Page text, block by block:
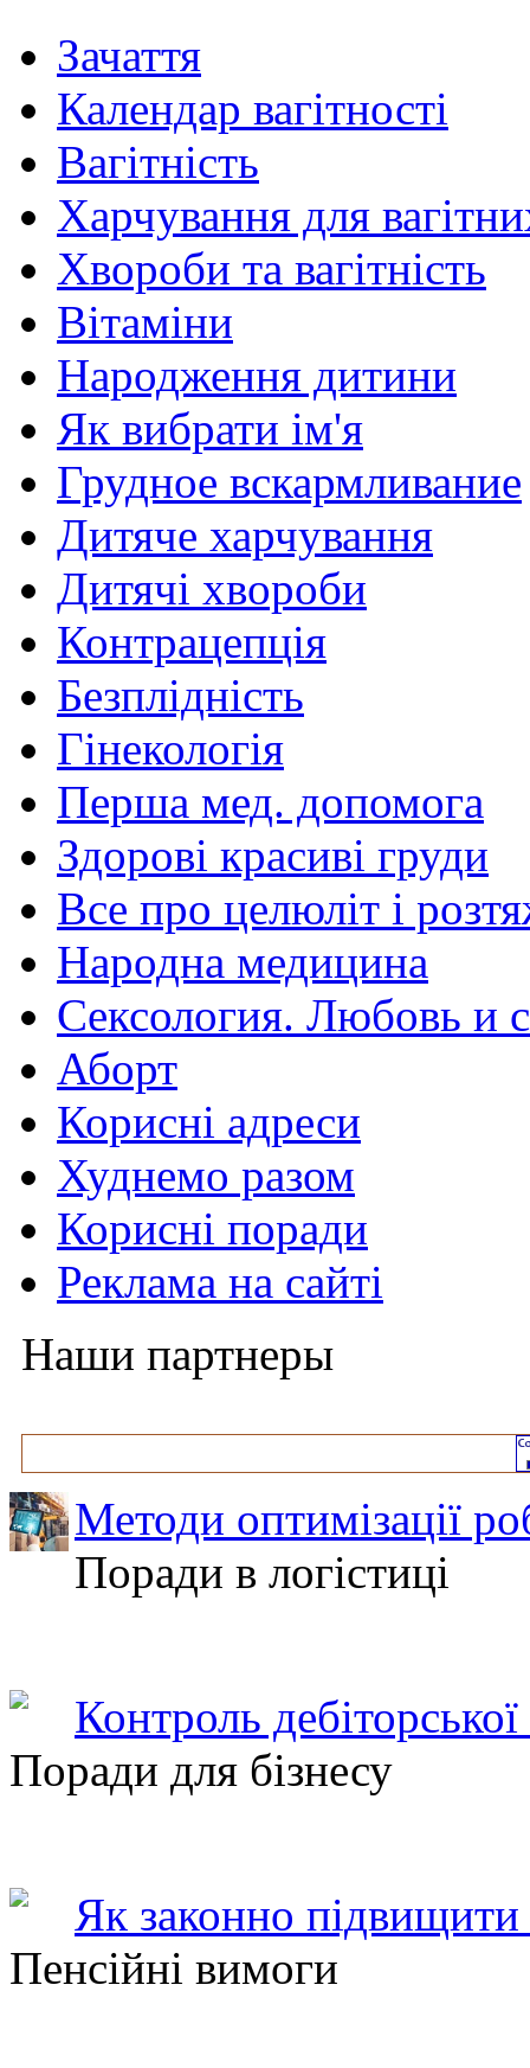
Зачаття
Календар вагітності
Вагітність
Харчування для
Хвороби та вагітність
Вітаміни
Народження дитини
Як вибрати ім'я
Грудное вскармливание
Дитяче харчування
Дитячі хвороби
Контрацепція
Безплідність
Гінекологія
Перша мед. допомога
Здорові красиві груди
Все про целюліт і
Народна медицина
Сексология. Любовь и
Аборт
Корисні адреси
Худнемо разом
Корисні поради
Реклама на сайті
Наши партнеры
Методи оптимізації
Поради в логістиці
Контроль
Поради для бізнесу
Як законно підвищити
Пенсійні вимоги